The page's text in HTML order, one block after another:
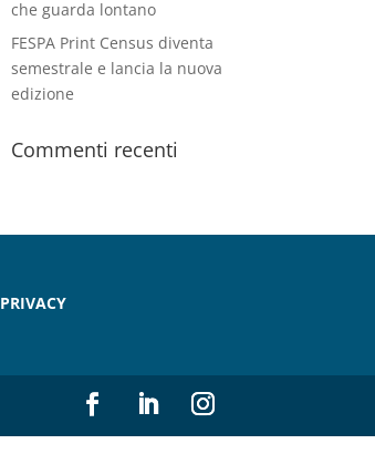
che guarda lontano
FESPA Print Census diventa
semestrale e lancia la nuova
edizione
Commenti recenti
PRIVACY